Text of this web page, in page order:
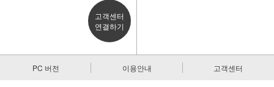
고객센터
연결하기
PC 버전 이용안내 고객센터